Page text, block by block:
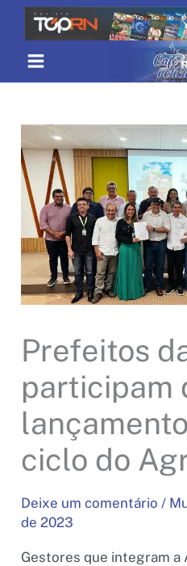
conteúdo
Prefeitos
participam
ciclo do
Deixe um comentário /
de 2023
Gestores que integram a